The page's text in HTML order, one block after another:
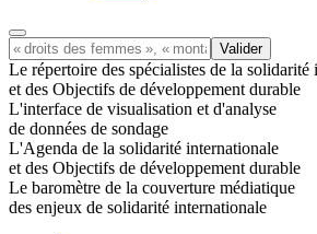
Le répertoire des spécialistes de la solidarité
et des Objectifs de développement durable
L'interface de visualisation et d'analyse
de données de sondage
L'Agenda de la solidarité internationale
et des Objectifs de développement durable
Le baromètre de la couverture médiatique
des enjeux de solidarité internationale